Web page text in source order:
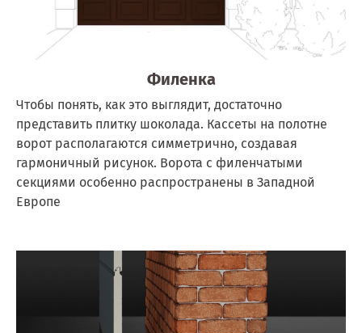
Филенка
Чтобы понять, как это выглядит, достаточно
представить плитку шоколада. Кассеты на полотне
ворот располагаются симметрично, создавая
гармоничный рисунок. Ворота с филенчатыми
секциями особенно распространены в Западной
Европе